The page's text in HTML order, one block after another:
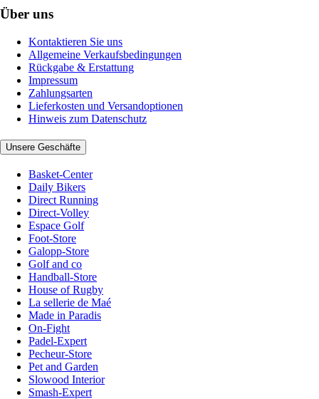
Über uns
Kontaktieren Sie uns
Allgemeine Verkaufsbedingungen
Rückgabe & Erstattung
Impressum
Zahlungsarten
Lieferkosten und Versandoptionen
Hinweis zum Datenschutz
Unsere Geschäfte
Basket-Center
Daily Bikers
Direct Running
Direct-Volley
Espace Golf
Foot-Store
Galopp-Store
Golf and co
Handball-Store
House of Rugby
La sellerie de Maé
Made in Paradis
On-Fight
Padel-Expert
Pecheur-Store
Pet and Garden
Slowood Interior
Smash-Expert